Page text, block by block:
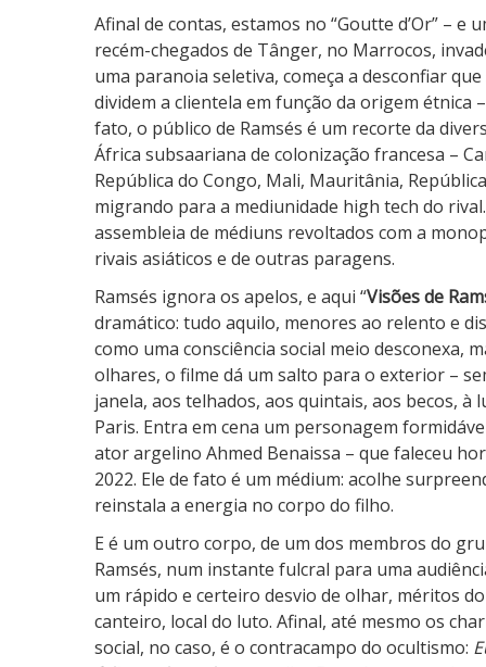
Afinal de contas, estamos no “Goutte d’Or” –
recém-chegados de Tânger, no Marrocos,
uma paranoia seletiva, começa a desconfiar
dividem a clientela em função da origem étnica
fato, o público de Ramsés é um recorte da
África subsaariana de colonização francesa –
República do Congo, Mali, Mauritânia,
migrando para a mediunidade high tech do
assembleia de médiuns revoltados com a
rivais asiáticos e de outras paragens.
Ramsés ignora os apelos, e aqui “Visões de
dramático: tudo aquilo, menores ao relento e
como uma consciência social meio desconexa,
olhares, o filme dá um salto para o exterior –
janela, aos telhados, aos quintais, aos becos,
Paris. Entra em cena um personagem
ator argelino Ahmed Benaissa – que faleceu
2022. Ele de fato é um médium: acolhe
reinstala a energia no corpo do filho.
E é um outro corpo, de um dos membros do
Ramsés, num instante fulcral para uma
um rápido e certeiro desvio de olhar, méritos
canteiro, local do luto. Afinal, até mesmo os
social, no caso, é o contracampo do ocultismo: